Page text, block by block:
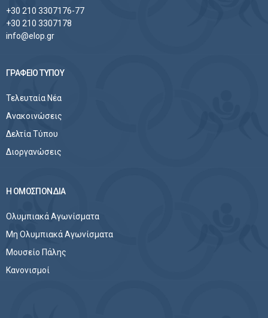
+30 210 3307176-77
+30 210 3307178
info@elop.gr
ΓΡΑΦΕΙΟ ΤΥΠΟΥ
Τελευταία Νέα
Ανακοινώσεις
Δελτία Τύπου
Διοργανώσεις
Η ΟΜΟΣΠΟΝΔΙΑ
Ολυμπιακά Αγωνίσματα
Μη Ολυμπιακά Αγωνίσματα
Μουσείο Πάλης
Κανονισμοί